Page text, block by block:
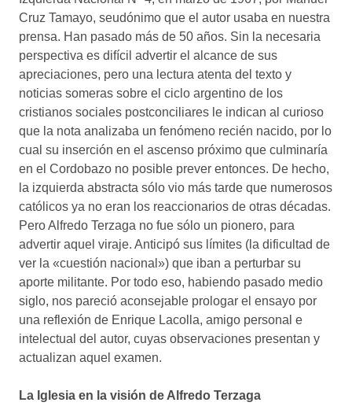
Cruz Tamayo, seudónimo que el autor usaba en nuestra
prensa. Han pasado más de 50 años. Sin la necesaria
perspectiva es difícil advertir el alcance de sus
apreciaciones, pero una lectura atenta del texto y
noticias someras sobre el ciclo argentino de los
cristianos sociales postconciliares le indican al curioso
que la nota analizaba un fenómeno recién nacido, por lo
cual su inserción en el ascenso próximo que culminaría
en el Cordobazo no posible prever entonces. De hecho,
la izquierda abstracta sólo vio más tarde que numerosos
católicos ya no eran los reaccionarios de otras décadas.
Pero Alfredo Terzaga no fue sólo un pionero, para
advertir aquel viraje. Anticipó sus límites (la dificultad de
ver la «cuestión nacional») que iban a perturbar su
aporte militante. Por todo eso, habiendo pasado medio
siglo, nos pareció aconsejable prologar el ensayo por
una reflexión de Enrique Lacolla, amigo personal e
intelectual del autor, cuyas observaciones presentan y
actualizan aquel examen.
La Iglesia en la visión de Alfredo Terzaga